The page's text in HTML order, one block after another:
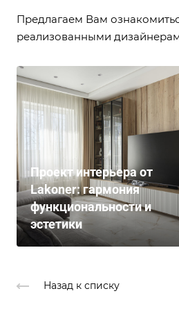
Предлагаем Вам
реализованными
Проект интерьера от
Lakoner: гармония
функциональности и
эстетики
Назад к списку